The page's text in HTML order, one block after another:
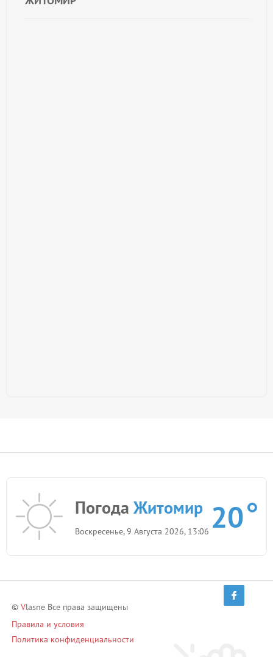
Погода Житомир
Воскресенье, 9 Августа 2026, 13:06 20
© Vlasne Все права защищены
Правила и условия
Политика конфиденциальности